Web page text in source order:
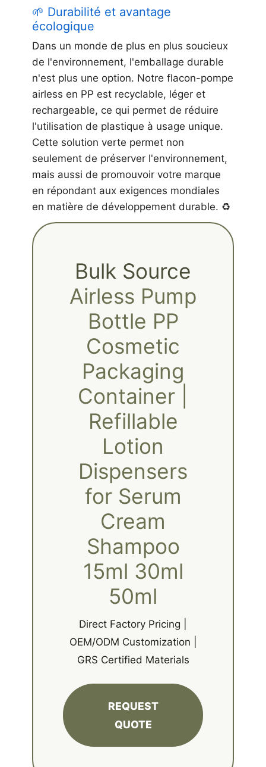
🌱 Durabilité et avantage
écologique
Dans un monde de plus en plus soucieux
de l'environnement, l'emballage durable
n'est plus une option. Notre flacon-pompe
airless en PP est recyclable, léger et
rechargeable, ce qui permet de réduire
l'utilisation de plastique à usage unique.
Cette solution verte permet non
seulement de préserver l'environnement,
mais aussi de promouvoir votre marque
en répondant aux exigences mondiales
en matière de développement durable. ♻️
Bulk Source
Airless Pump
Bottle PP
Cosmetic
Packaging
Container |
Refillable
Lotion
Dispensers
for Serum
Cream
Shampoo
15ml 30ml
50ml
Direct Factory Pricing |
OEM/ODM Customization |
GRS Certified Materials
REQUEST
QUOTE